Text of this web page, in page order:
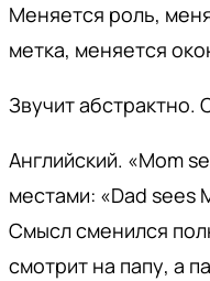
Меняется роль,
метка, меняется
Звучит абстрактно.
Английский. «Mom
местами: «Dad sees
Смысл сменился
смотрит на папу, а